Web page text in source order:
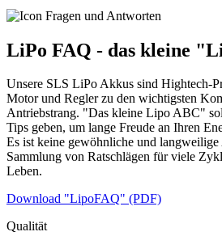
LiPo FAQ - das kleine
Unsere SLS LiPo Akkus sind Hightech-
Motor und Regler zu den wichtigsten
Antriebstrang. "Das kleine Lipo ABC"
Tips geben, um lange Freude an Ihren
Es ist keine gewöhnliche und
Sammlung von Ratschlägen für viele
Leben.
Download "LipoFAQ" (PDF)
Qualität